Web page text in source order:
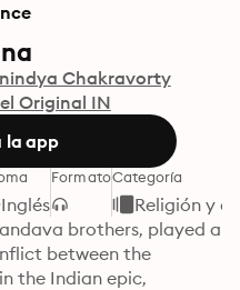
Chakravorty
Original IN
la app
Inglés
FormatoCategoría
Religión y
brothers, played a
between the
the Indian epic,